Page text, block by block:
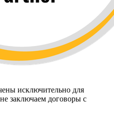
исключительно для
заключаем договоры с